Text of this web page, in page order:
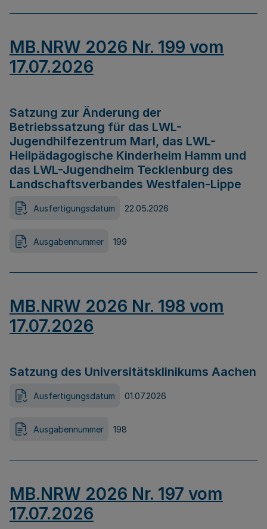
MB.NRW 2026 Nr. 199 vom
17.07.2026
Satzung zur Änderung der
Betriebssatzung für das LWL-
Jugendhilfezentrum Marl, das LWL-
Heilpädagogische Kinderheim Hamm und
das LWL-Jugendheim Tecklenburg des
Landschaftsverbandes Westfalen-Lippe
Ausfertigungsdatum 22.05.2026
Ausgabennummer 199
MB.NRW 2026 Nr. 198 vom
17.07.2026
Satzung des Universitätsklinikums Aachen
Ausfertigungsdatum 01.07.2026
Ausgabennummer 198
MB.NRW 2026 Nr. 197 vom
17.07.2026